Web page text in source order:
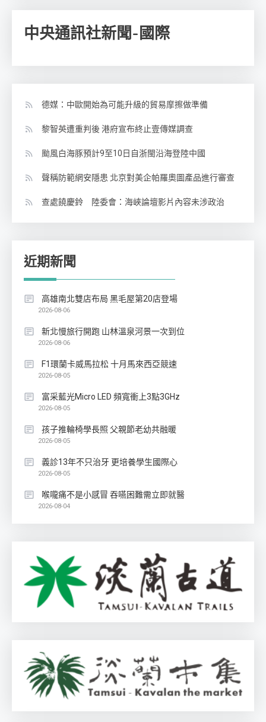
中央通訊社新聞-國際
德媒：中歐開始為可能升級的貿易摩擦做準備
黎智英遭重判後 港府宣布終止壹傳媒調查
颱風白海豚預計9至10日自浙閩沿海登陸中國
聲稱防範網安隱患 北京對美企帕羅奧圖產品進行審查
查處饒慶鈴 陸委會：海峽論壇影片內容未涉政治
近期新聞
高雄南北雙店布局 黑毛屋第20店登場
2026-08-06
新北慢旅行開跑 山林溫泉河景一次到位
2026-08-06
F1環蘭卡威馬拉松 十月馬來西亞競速
2026-08-05
富采藍光Micro LED 頻寬衝上3點3GHz
2026-08-05
孩子推輪椅學長照 父親節老幼共融暖
2026-08-05
義診13年不只治牙 更培養學生國際心
2026-08-05
喉嚨痛不是小感冒 吞嚥困難需立即就醫
2026-08-04